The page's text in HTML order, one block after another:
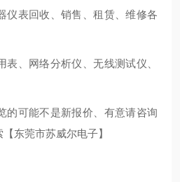
仪表回收、销售、租赁、维修各
、网络分析仪、无线测试仪、
的可能不是新报价、有意请咨询
东莞市苏威尔电子】